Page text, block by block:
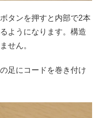
タンを押すと内部で2本
ようになります。構造
せん。
足にコードを巻き付け